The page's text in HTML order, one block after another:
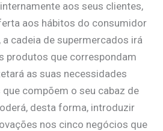
aos seus clientes,
aos hábitos do consumidor
cadeia de supermercados irá
produtos que correspondam
as suas necessidades
compõem o seu cabaz de
desta forma, introduzir
nos cinco negócios que